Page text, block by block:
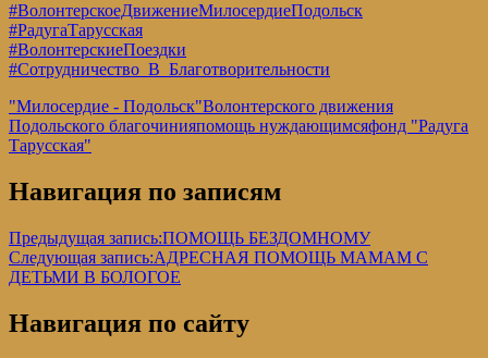
#ВолонтерскоеДвижениеМилосердиеПодольск
#РадугаТарусская
#ВолонтерскиеПоездки
#Сотрудничество_В_Благотворительности
"Милосердие - Подольск"Волонтерского движения
Подольского благочинияпомощь нуждающимсяфонд "Радуга
Тарусская"
Навигация по записям
Предыдущая запись:ПОМОЩЬ БЕЗДОМНОМУ
Следующая запись:АДРЕСНАЯ ПОМОЩЬ МАМАМ С
ДЕТЬМИ В БОЛОГОЕ
Навигация по сайту